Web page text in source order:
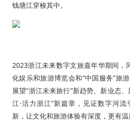
钱塘江穿梭其中。
2023浙江未来数字文旅嘉年华期间，
化娱乐和旅游博览会和“中国服务”旅
展望“浙江未来旅行”新趋势、新业态
江·活力浙江”新篇章，见证数字河
新，让文化和旅游体验有深度，更有温